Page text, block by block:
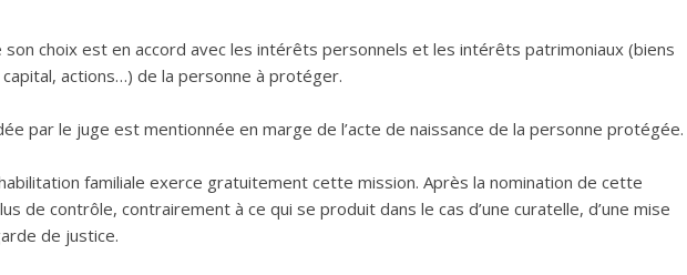
son choix est en accord avec les intérêts personnels et les intérêts patrimoniaux (biens
actions…) de la personne à protéger.
par le juge est mentionnée en marge de l’acte de naissance de la personne protégée.
familiale exerce gratuitement cette mission. Après la nomination de cette
de contrôle, contrairement à ce qui se produit dans le cas d’une curatelle, d’une mise
de justice.